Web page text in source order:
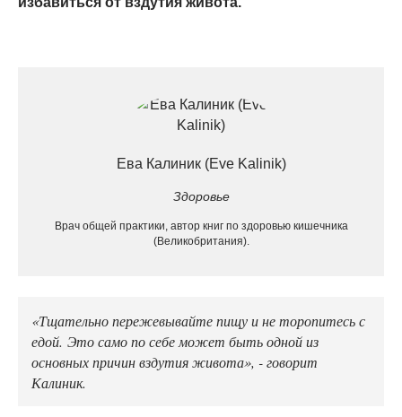
Ева Калиник (Eve Kalinik)
Здоровье
Врач общей практики, автор книг по здоровью кишечника
(Великобритания).
«Тщательно пережевывайте пищу и не торопитесь с
едой. Это само по себе может быть одной из
основных причин вздутия живота», - говорит
Калиник.